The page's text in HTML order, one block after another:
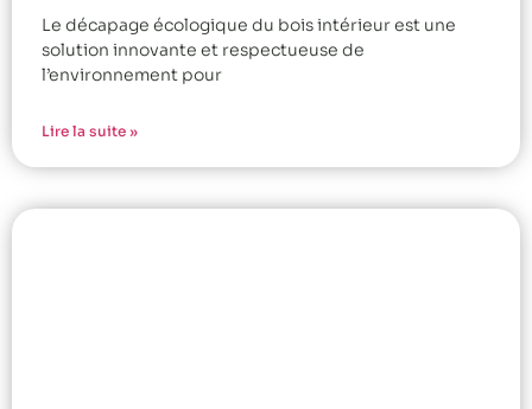
Le décapage écologique du bois intérieur est une
solution innovante et respectueuse de
l’environnement pour
Lire la suite »